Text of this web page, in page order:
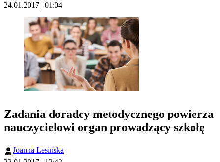
24.01.2017 | 01:04
Zadania doradcy metodycznego powierza
nauczycielowi organ prowadzący szkołę
Joanna Lesińska